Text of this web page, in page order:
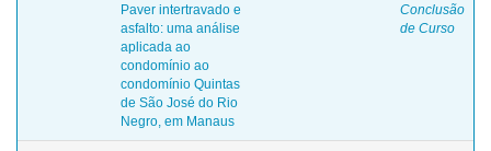
Paver intertravado e
asfalto: uma análise
aplicada ao
condomínio ao
condomínio Quintas
de São José do Rio
Negro, em Manaus
Conclusão
de Curso